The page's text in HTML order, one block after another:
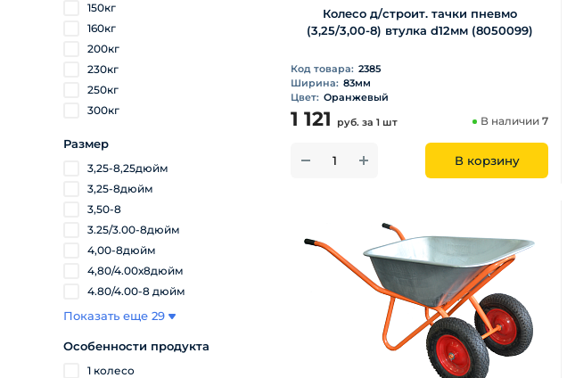
150кг
160кг
200кг
230кг
250кг
300кг
Размер
3,25-8,25дюйм
3,25-8дюйм
3,50-8
3.25/3.00-8дюйм
4,00-8дюйм
4,80/4.00х8дюйм
4.80/4.00-8 дюйм
Показать еще 29
Особенности продукта
1 колесо
Колесо д/строит. тачки пневмо
(3,25/3,00-8) втулка d12мм (8050099)
Код товара: 2385
Ширина: 83мм
Цвет: Оранжевый
1 121 руб. за 1 шт В наличии7
В корзину